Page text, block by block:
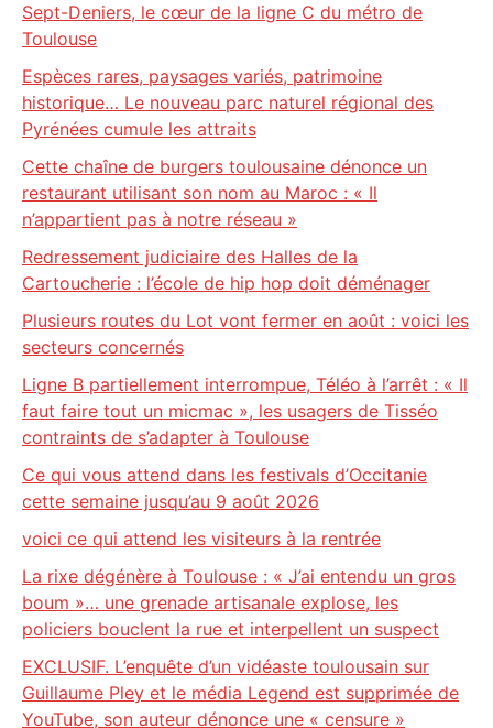
Sept-Deniers, le cœur de la ligne C du métro de
Toulouse
Espèces rares, paysages variés, patrimoine
historique… Le nouveau parc naturel régional des
Pyrénées cumule les attraits
Cette chaîne de burgers toulousaine dénonce un
restaurant utilisant son nom au Maroc : « Il
n’appartient pas à notre réseau »
Redressement judiciaire des Halles de la
Cartoucherie : l’école de hip hop doit déménager
Plusieurs routes du Lot vont fermer en août : voici les
secteurs concernés
Ligne B partiellement interrompue, Téléo à l’arrêt : « Il
faut faire tout un micmac », les usagers de Tisséo
contraints de s’adapter à Toulouse
Ce qui vous attend dans les festivals d’Occitanie
cette semaine jusqu’au 9 août 2026
voici ce qui attend les visiteurs à la rentrée
La rixe dégénère à Toulouse : « J’ai entendu un gros
boum »… une grenade artisanale explose, les
policiers bouclent la rue et interpellent un suspect
EXCLUSIF. L’enquête d’un vidéaste toulousain sur
Guillaume Pley et le média Legend est supprimée de
YouTube, son auteur dénonce une « censure »